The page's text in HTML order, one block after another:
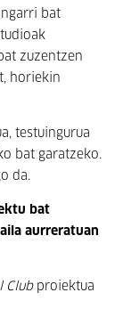
bat
zuzentzen
horiekin
testuingurua
bat garatzeko.
da.
bat
aurreratuan
Club proiektua